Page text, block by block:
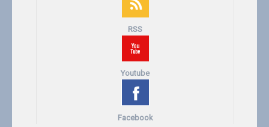
RSS
Youtube
Facebook